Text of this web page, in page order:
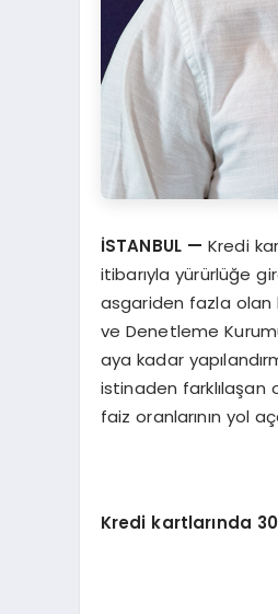
İSTANBUL — Kredi
itibarıyla yürürlüğe
asgariden fazla olan
ve Denetleme
aya kadar
istinaden farklılaşan
faiz oranlarının yol
Kredi kartlarında